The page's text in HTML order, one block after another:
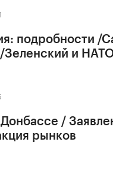
подробности /
Зеленский и
/
рынков